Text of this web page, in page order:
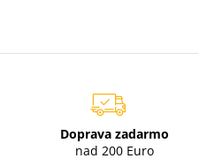
Doprava zadarmo
nad 200 Euro